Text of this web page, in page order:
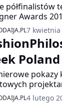
półfinalistów
Awards
7 kwietnia
pokazy
2017 będzie
4 lutego